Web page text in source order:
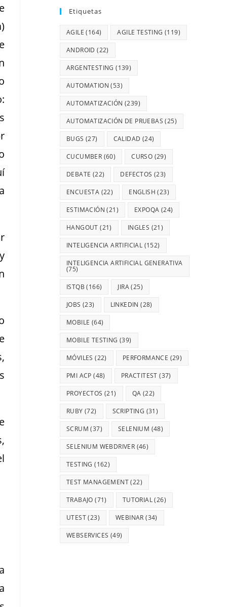
Etiquetas
AGILE (164) AGILE TESTING (119)
ANDROID (22)
ARGENTESTING (139)
AUTOMATION (53)
AUTOMATIZACIÓN (239)
AUTOMATIZACIÓN DE PRUEBAS (25)
BUGS (27) CALIDAD (24)
CUCUMBER (60) CURSO (29)
DEBATE (22) DEFECTOS (23)
ENCUESTA (22) ENGLISH (23)
ESTIMACIÓN (21) EXPOQA (24)
HANGOUT (21) INGLES (21)
INTELIGENCIA ARTIFICIAL (152)
INTELIGENCIA ARTIFICIAL GENERATIVA
(75)
ISTQB (166) JIRA(25)
JOBS (23) LINKEDIN (28)
MOBILE (64)
MOBILE TESTING (39)
MÓVILES (22) PERFORMANCE (29)
PMI ACP (48) PRACTITEST (37)
PROYECTOS (21) QA (22)
RUBY (72) SCRIPTING (31)
SCRUM (37) SELENIUM (48)
SELENIUM WEBDRIVER (46)
TESTING (162)
TEST MANAGEMENT(22)
TRABAJO (71) TUTORIAL(26)
UTEST(23) WEBINAR (34)
WEBSERVICES (49)